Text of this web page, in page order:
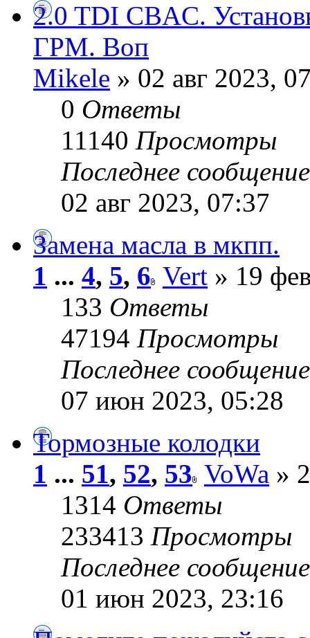
2.0 TDI CBAC.
ГРМ. Воп
Mikele » 02 авг 2023,
0 Ответы
11140 Просмотры
Последнее
02 авг 2023, 07:37
Замена масла в мкпп.
1 ... 4, 5, 6 Vert » 19
133 Ответы
47194 Просмотры
Последнее
07 июн 2023, 05:28
Тормозные колодки
1 ... 51, 52, 53 VoWa »
1314 Ответы
233413 Просмотры
Последнее
01 июн 2023, 23:16